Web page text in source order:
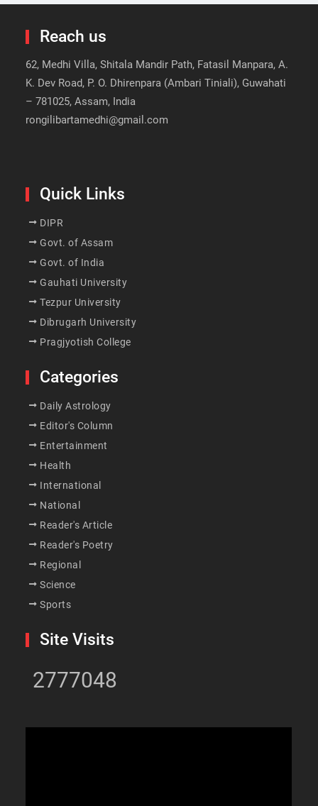
Reach us
62, Medhi Villa, Shitala Mandir Path, Fatasil Manpara, A.
K. Dev Road, P. O. Dhirenpara (Ambari Tiniali), Guwahati
– 781025, Assam, India
rongilibartamedhi@gmail.com
Quick Links
DIPR
Govt. of Assam
Govt. of India
Gauhati University
Tezpur University
Dibrugarh University
Pragjyotish College
Categories
Daily Astrology
Editor's Column
Entertainment
Health
International
National
Reader's Article
Reader's Poetry
Regional
Science
Sports
Site Visits
2777048